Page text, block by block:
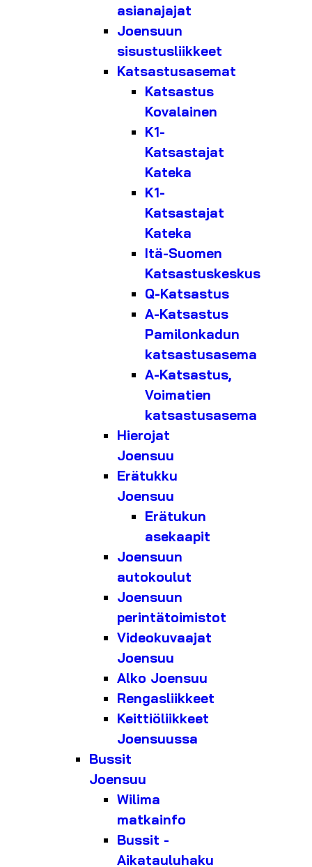
asianajajat
Joensuun
sisustusliikkeet
Katsastusasemat
Katsastus
Kovalainen
K1-
Katsastajat
Kateka
K1-
Katsastajat
Kateka
Itä-Suomen
Katsastuskeskus
Q-Katsastus
A-Katsastus
Pamilonkadun
katsastusasema
A-Katsastus,
Voimatien
katsastusasema
Hierojat
Joensuu
Erätukku
Joensuu
Erätukun
asekaapit
Joensuun
autokoulut
Joensuun
perintätoimistot
Videokuvaajat
Joensuu
Alko Joensuu
Rengasliikkeet
Keittiöliikkeet
Joensuussa
Bussit
Joensuu
Wilima
matkainfo
Bussit -
Aikatauluhaku